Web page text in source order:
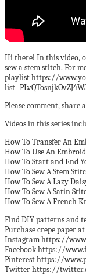
Hi there! In this video,
sew a stem stitch. For
playlist https://
Please comment,
Videos in this series
How To Transfer An
How To Use An
How To Start and End
How To Sew A Stem
How To Sew A Lazy
How To Sew A Satin
How To Sew A French
Find DIY patterns and
Purchase crepe paper
Instagram https://
Facebook https://
Pinterest https://
Twitter https://